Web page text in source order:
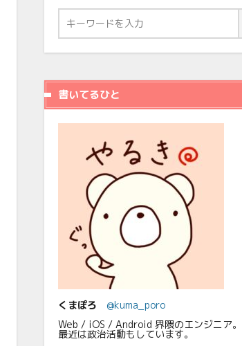
書いてるひと
くまぽろ
@kuma_poro
Web / iOS / Android 界隈のエンジニア。
最近は政治活動もしています。